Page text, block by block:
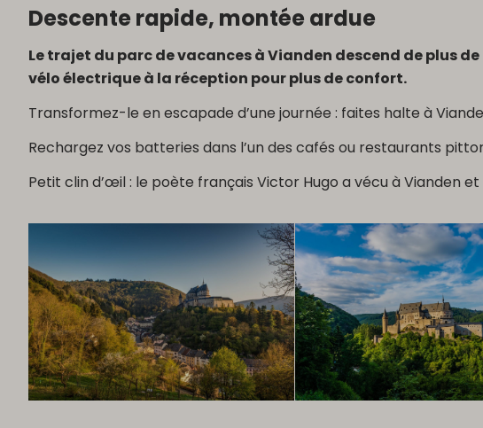
Descente rapide, montée ardue
Le trajet du parc de vacances à Vianden descend de plus
vélo électrique à la réception pour plus de confort.
Transformez-le en escapade d’une journée : faites halte à
Rechargez vos batteries dans l’un des cafés ou restaurants
Petit clin d’œil : le poète français Victor Hugo a vécu à Vianden